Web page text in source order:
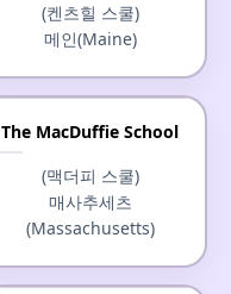
(켄츠힐 스쿨)
메인(Maine)
The MacDuffie School
(맥더피 스쿨)
매사추세츠
(Massachusetts)